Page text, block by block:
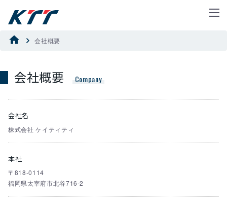
会社概要
会社概要 Company
会社名
株式会社 ケイティティ
本社
〒818-0114
福岡県太宰府市北谷716-2